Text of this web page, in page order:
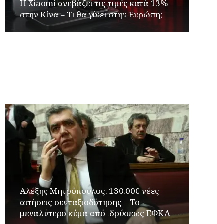
Η Xiaomi ανεβάζει τις τιμές κατά 13%
στην Κίνα – Τι θα γίνει στην Ευρώπη;
Αλέξης Μητρόπουλος: 130.000 νέες
αιτήσεις συνταξιοδότησης – Το
μεγαλύτερο κύμα από ιδρύσεως ΕΦΚΑ